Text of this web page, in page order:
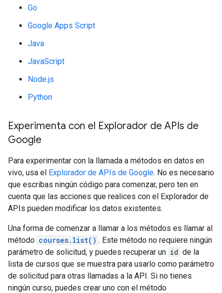
Go
Google Apps Script
Java
JavaScript
Node.js
Python
Experimenta con el Explorador de APIs de
Google
Para experimentar con la llamada a métodos en datos en
vivo, usa el Explorador de APIs de Google. No es necesario
que escribas ningún código para comenzar, pero ten en
cuenta que las acciones que realices con el Explorador de
APIs pueden modificar los datos existentes.
Una forma de comenzar a llamar a los métodos es llamar al
método courses.list() . Este método no requiere ningún
parámetro de solicitud, y puedes recuperar un id de la
lista de cursos que se muestra para usarlo como parámetro
de solicitud para otras llamadas a la API. Si no tienes
ningún curso, puedes crear uno con el método